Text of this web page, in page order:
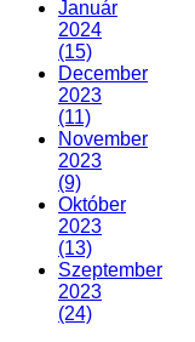
Január
2024
(15)
December
2023
(11)
November
2023
(9)
Október
2023
(13)
Szeptember
2023
(24)